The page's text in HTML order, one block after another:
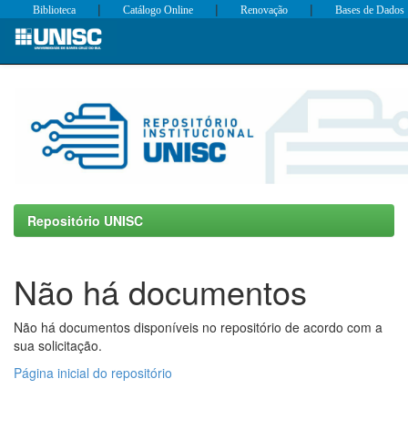
Skip
Biblioteca | Catálogo Online | Renovação | Bases de Dados
Repositório UNISC
Não há documentos
Não há documentos disponíveis no repositório de acordo com a
sua solicitação.
Página inicial do repositório